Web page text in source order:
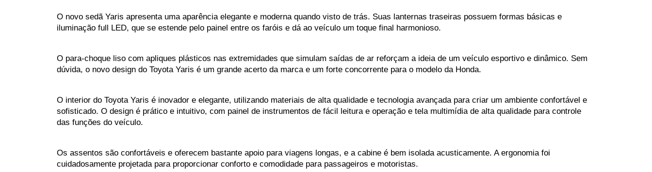
O novo sedã Yaris apresenta uma aparência elegante e moderna quando visto de trás. Suas lanternas traseiras possuem formas básicas e
iluminação full LED, que se estende pelo painel entre os faróis e dá ao veículo um toque final harmonioso.
O para-choque liso com apliques plásticos nas extremidades que simulam saídas de ar reforçam a ideia de um veículo esportivo e dinâmico. Sem
dúvida, o novo design do Toyota Yaris é um grande acerto da marca e um forte concorrente para o modelo da Honda.
O interior do Toyota Yaris é inovador e elegante, utilizando materiais de alta qualidade e tecnologia avançada para criar um ambiente confortável e
sofisticado. O design é prático e intuitivo, com painel de instrumentos de fácil leitura e operação e tela multimídia de alta qualidade para controle
das funções do veículo.
Os assentos são confortáveis ​​e oferecem bastante apoio para viagens longas, e a cabine é bem isolada acusticamente. A ergonomia foi
cuidadosamente projetada para proporcionar conforto e comodidade para passageiros e motoristas.